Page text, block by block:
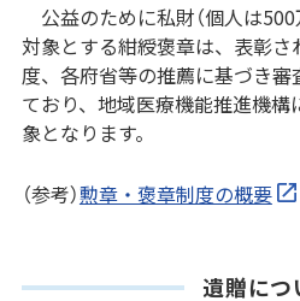
公益のために私財（個人は
対象とする紺綬褒章は、表彰
度、各府省等の推薦に基づき
ており、地域医療機能推進機
象となります。
（参考）勲章・褒章制度の概要
遺贈につ